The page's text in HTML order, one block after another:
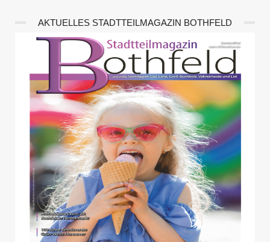
AKTUELLES STADTTEILMAGAZIN BOTHFELD